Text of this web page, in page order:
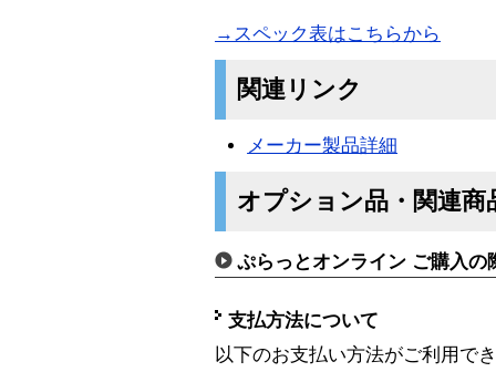
→スペック表はこちらから
関連リンク
メーカー製品詳細
オプション品・関連商
ぷらっとオンライン ご購入の
支払方法について
以下のお支払い方法がご利用で